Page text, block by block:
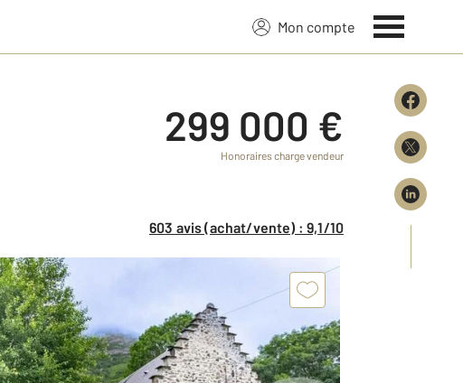
Mon compte
299 000 €
Honoraires charge vendeur
603 avis (achat/vente) : 9,1/10